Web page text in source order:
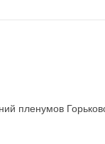
пленумов